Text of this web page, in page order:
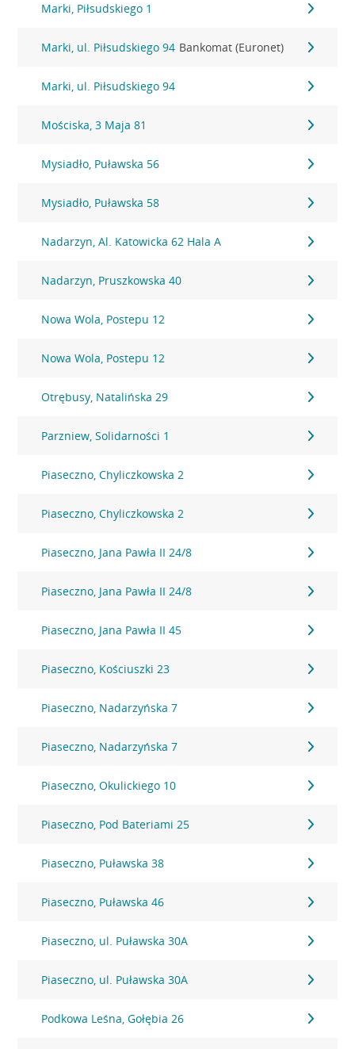
Marki, Piłsudskiego 1
Marki, ul. Piłsudskiego 94 Bankomat (Euronet)
Marki, ul. Piłsudskiego 94
Mościska, 3 Maja 81
Mysiadło, Puławska 56
Mysiadło, Puławska 58
Nadarzyn, Al. Katowicka 62 Hala A
Nadarzyn, Pruszkowska 40
Nowa Wola, Postepu 12
Nowa Wola, Postepu 12
Otrębusy, Natalińska 29
Parzniew, Solidarności 1
Piaseczno, Chyliczkowska 2
Piaseczno, Chyliczkowska 2
Piaseczno, Jana Pawła II 24/8
Piaseczno, Jana Pawła II 24/8
Piaseczno, Jana Pawła II 45
Piaseczno, Kościuszki 23
Piaseczno, Nadarzyńska 7
Piaseczno, Nadarzyńska 7
Piaseczno, Okulickiego 10
Piaseczno, Pod Bateriami 25
Piaseczno, Puławska 38
Piaseczno, Puławska 46
Piaseczno, ul. Puławska 30A
Piaseczno, ul. Puławska 30A
Podkowa Leśna, Gołębia 26